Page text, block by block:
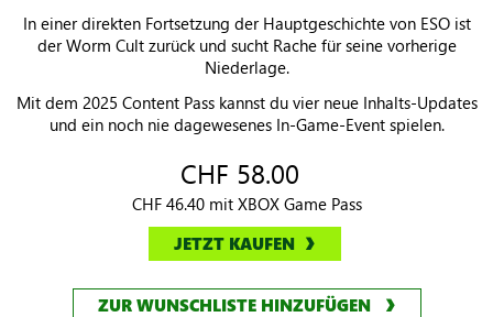
In einer direkten Fortsetzung der Hauptgeschichte von ESO ist
der Worm Cult zurück und sucht Rache für seine vorherige
Niederlage.
Mit dem 2025 Content Pass kannst du vier neue Inhalts-Updates
und ein noch nie dagewesenes In-Game-Event spielen.
CHF 58.00
CHF 46.40 mit XBOX Game Pass
JETZT KAUFEN
ZUR WUNSCHLISTE HINZUFÜGEN